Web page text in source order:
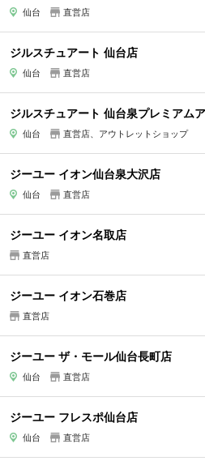
仙台 直営店
ジルスチュアート 仙台店
仙台 直営店
ジルスチュアート 仙台泉プレミアム
仙台 直営店、アウトレットショップ
ジーユー イオン仙台泉大沢店
仙台 直営店
ジーユー イオン名取店
直営店
ジーユー イオン石巻店
直営店
ジーユー ザ・モール仙台長町店
仙台 直営店
ジーユー フレスポ仙台店
仙台 直営店